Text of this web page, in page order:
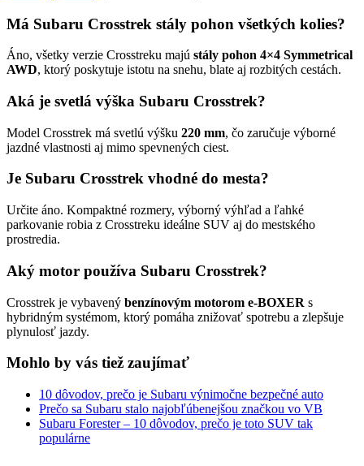
Má Subaru Crosstrek stály pohon všetkých kolies?
Áno, všetky verzie Crosstreku majú stály pohon 4×4 Symmetrical
AWD, ktorý poskytuje istotu na snehu, blate aj rozbitých cestách.
Aká je svetlá výška Subaru Crosstrek?
Model Crosstrek má svetlú výšku 220 mm, čo zaručuje výborné
jazdné vlastnosti aj mimo spevnených ciest.
Je Subaru Crosstrek vhodné do mesta?
Určite áno. Kompaktné rozmery, výborný výhľad a ľahké
parkovanie robia z Crosstreku ideálne SUV aj do mestského
prostredia.
Aký motor používa Subaru Crosstrek?
Crosstrek je vybavený benzínovým motorom e-BOXER s
hybridným systémom, ktorý pomáha znižovať spotrebu a zlepšuje
plynulosť jazdy.
Mohlo by vás tiež zaujímať
10 dôvodov, prečo je Subaru výnimočne bezpečné auto
Prečo sa Subaru stalo najobľúbenejšou značkou vo VB
Subaru Forester – 10 dôvodov, prečo je toto SUV tak
populárne